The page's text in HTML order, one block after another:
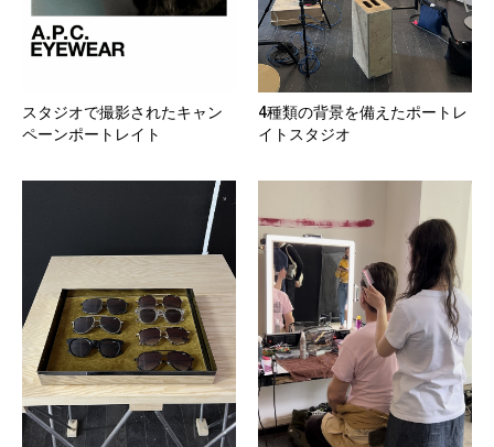
スタジオで撮影されたキャン
ペーンポートレイト
4種類の背景を備えたポートレ
イトスタジオ